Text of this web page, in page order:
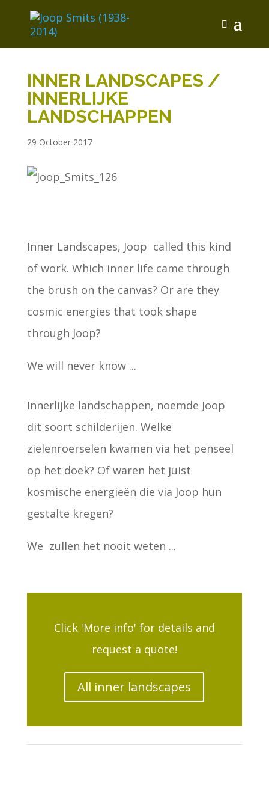
INNER LANDSCAPES /
INNERLIJKE
LANDSCHAPPEN
29 October 2017
Inner Landscapes, Joop called this kind
of work. Which inner life came through
the brush on the canvas? Or are they
cosmic energies that took shape
through Joop?
We will never know ...
Innerlijke landschappen, noemde Joop
dit soort schilderijen. Welke
zielenroerselen kwamen via het penseel
op het doek? Of waren het juist
kosmische energieën die via Joop hun
gestalte kregen?
We zullen het nooit weten ...
Click 'More info' for details and
request a quote!
All inner landscapes